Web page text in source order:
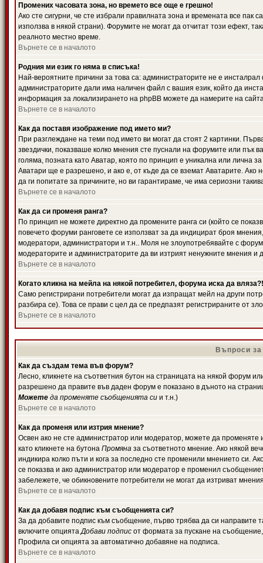
Промених часовата зона, но времето все още е грешно!
Ако сте сигурни, че сте избрали правилната зона и времената все
използва в някой страни). Форумите не могат да отчитат този ефект,
реалното местно време.
Върнете се в началото
Родния ми език го няма в списъка!
Най-вероятните причини за това са: администраторите не е
администраторите дали има наличен файл с вашия език, който да
информация за локализирането на phpBB можете да намерите на
Върнете се в началото
Как да поставя изображение под името ми?
При разглеждане на теми под името ви могат да стоят 2 картинки.
звездички, показваше колко мнения сте пуснали на форумите или пък
голяма, позната като Аватар, която по принцип е уникална или лична
Аватари ще е разрешено, и ако е, от къде да се вземат Аватарите.
да ги попитате за причините, но ви гарантираме, че има сериозни
Върнете се в началото
Как да си променя ранга?
По принцип не можете директно да промените ранга си (който се
повечето форуми ранговете се използват за да индицират броя
модератори, администратори и т.н.. Моля не злоупотребявайте с
модераторите и администраторите да ви изтрият ненужните мнения и
Върнете се в началото
Когато кликна на мейла на някой потребител, форума иска да вляза?!
Само регистрирани потребители могат да изпращат мейл на други
разбира се). Това се прави с цел да се предпазят регистрираните от
Върнете се в началото
Въпроси
Как да създам тема във форум?
Лесно, кликнете на съответния бутон на страницата на някой форум
разрешено да правите във даден форум е показано в дъното на
Можете да променяте съобщенията си и т.н.)
Върнете се в началото
Как да променя или изтрия мнение?
Освен ако не сте администратор или модератор, можете да
като кликнете на бутона Промяна за съответното мнение. Ако някой
индикира колко пъти и кога за последно сте променили мнението си.
се показва и ако администратор или модератор е променил
забележете, че обикновените потребители не могат да изтриват
Върнете се в началото
Как да добавя подпис към съобщенията си?
За да добавите подпис към съобщение, първо трябва да си
включите опциятаДобави подпис от формата за пускане на
Профила си опцията за автоматично добавяне на подписа.
Върнете се в началото